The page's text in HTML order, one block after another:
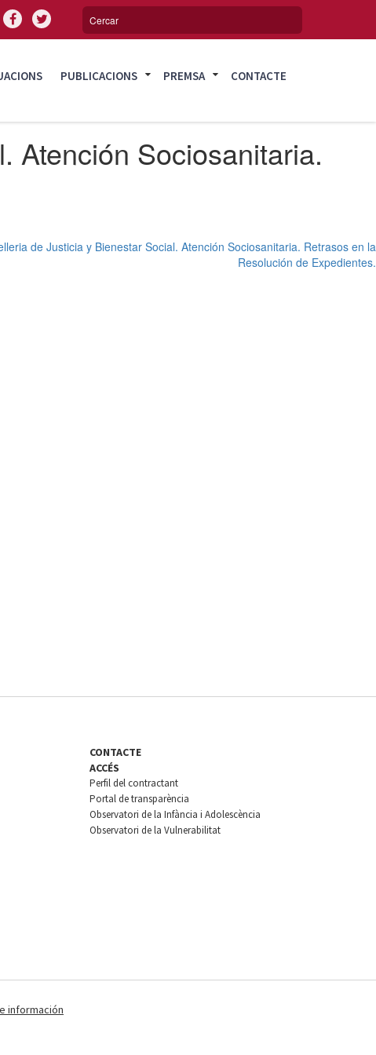
PUBLICACIONS PREMSA CONTACTE
Atención Sociosanitaria.
de Justicia y Bienestar Social. Atención Sociosanitaria. Retrasos en la
Resolución de Expedientes.
CONTACTE
ACCÉS
Perfil del contractant
Portal de transparència
Observatori de la Infància i Adolescència
Observatori de la Vulnerabilitat
información